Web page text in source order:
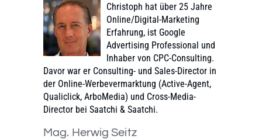
Christoph hat über 25 Jahre
Online/Digital-Marketing
Erfahrung, ist Google
Advertising Professional und
Inhaber von CPC-Consulting.
Davor war er Consulting- und Sales-Director in
der Online-Werbevermarktung (Active-Agent,
Qualiclick, ArboMedia) und Cross-Media-
Director bei Saatchi & Saatchi.
Mag. Herwig Seitz